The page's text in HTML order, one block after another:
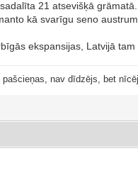
21 atsevišķā grāmatā.
kā svarīgu seno
ekspansijas, Latvijā tam
nav dīdzējs, bet